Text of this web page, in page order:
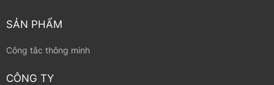
SẢN PHẨM
Công tắc thông minh
CÔNG TY